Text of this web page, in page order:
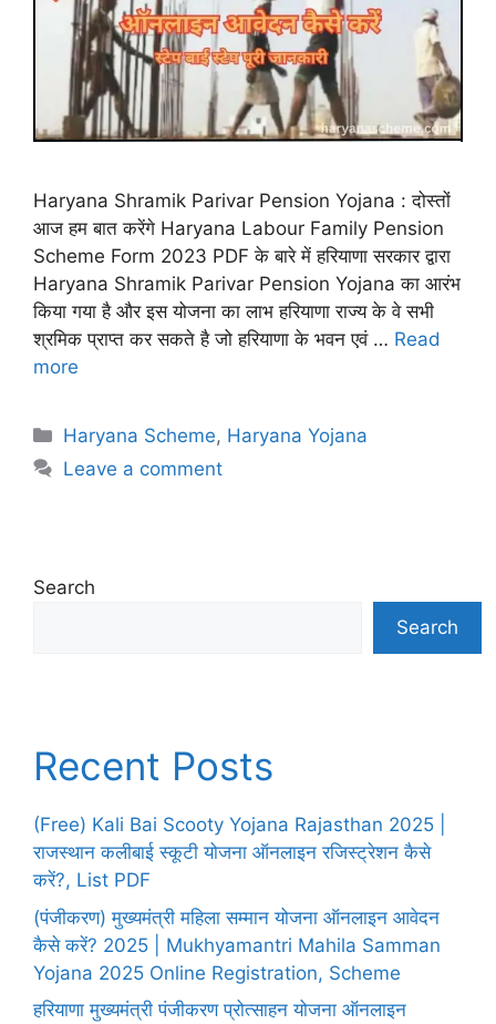
Haryana Shramik Parivar Pension Yojana : दोस्तों
आज हम बात करेंगे Haryana Labour Family Pension
Scheme Form 2023 PDF के बारे में हरियाणा सरकार द्वारा
Haryana Shramik Parivar Pension Yojana का आरंभ
किया गया है और इस योजना का लाभ हरियाणा राज्य के वे सभी
श्रमिक प्राप्त कर सकते है जो हरियाणा के भवन एवं … Read
more
Categories
Haryana Scheme, Haryana Yojana
Leave a comment
Search
Search
Recent Posts
(Free) Kali Bai Scooty Yojana Rajasthan 2025 |
राजस्थान कलीबाई स्कूटी योजना ऑनलाइन रजिस्ट्रेशन कैसे
करें?, List PDF
(पंजीकरण) मुख्यमंत्री महिला सम्मान योजना ऑनलाइन आवेदन
कैसे करें? 2025 | Mukhyamantri Mahila Samman
Yojana 2025 Online Registration, Scheme
हरियाणा मुख्यमंत्री पंजीकरण प्रोत्साहन योजना ऑनलाइन